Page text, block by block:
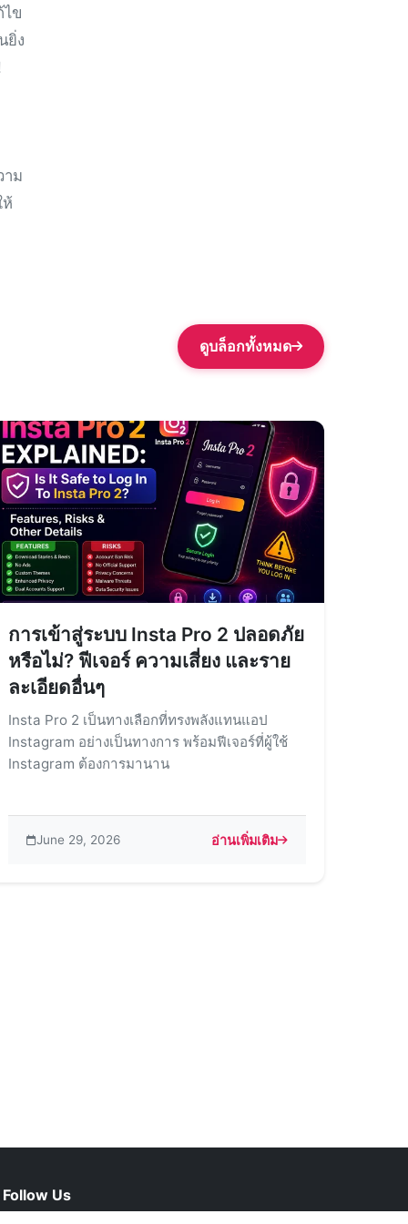
ไข
ยิ่ง
าม
ห้
ดูบล็อกทั้งหมด
ะอื่นๆ อีกมากมาย
บการใช้ Insta Pro 2 (เวอร์ชันล่าสุด)
การเข้าสู่ระบบ Insta Pro 2 ปลอดภัย
หรือไม่? ฟีเจอร์ ความเสี่ยง และราย
ละเอียดอื่นๆ
Insta Pro 2 เป็นทางเลือกที่ทรงพลังแทนแอป
Instagram อย่างเป็นทางการ พร้อมฟีเจอร์ที่ผู้ใช้
Instagram ต้องการมานาน
June 29, 2026 อ่านเพิ่มเติม
about การเข้าสู่ระบบ Insta Pro
Follow Us